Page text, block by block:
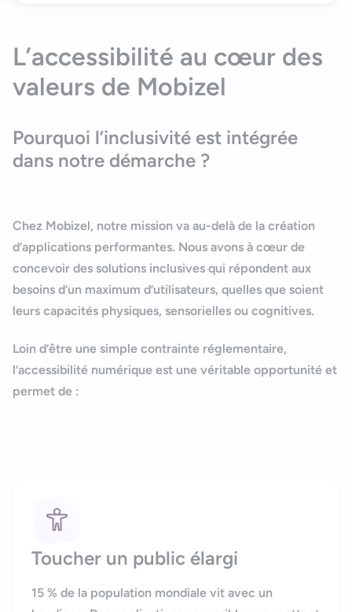
L’accessibilité au cœur des
valeurs de Mobizel
Pourquoi l’inclusivité est intégrée
dans notre démarche ?
Chez Mobizel, notre mission va au-delà de la création
d’applications performantes. Nous avons à cœur de
concevoir des solutions inclusives qui répondent aux
besoins d’un maximum d’utilisateurs, quelles que soient
leurs capacités physiques, sensorielles ou cognitives.
Loin d’être une simple contrainte réglementaire,
l’accessibilité numérique est une véritable opportunité et
permet de :
Toucher un public élargi
15 % de la population mondiale vit avec un